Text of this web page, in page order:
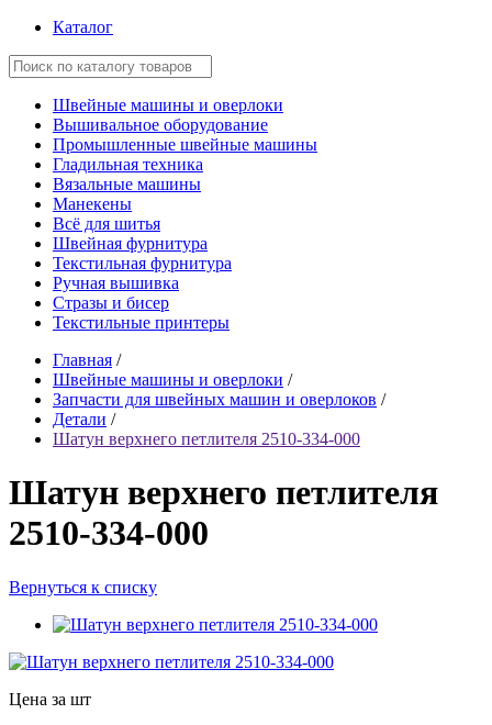
Каталог
Швейные машины и оверлоки
Вышивальное оборудование
Промышленные швейные машины
Гладильная техника
Вязальные машины
Манекены
Всё для шитья
Швейная фурнитура
Текстильная фурнитура
Ручная вышивка
Стразы и бисер
Текстильные принтеры
Главная /
Швейные машины и оверлоки /
Запчасти для швейных машин и оверлоков /
Детали /
Шатун верхнего петлителя 2510-334-000
Шатун верхнего петлителя
2510-334-000
Вернуться к списку
Цена за шт